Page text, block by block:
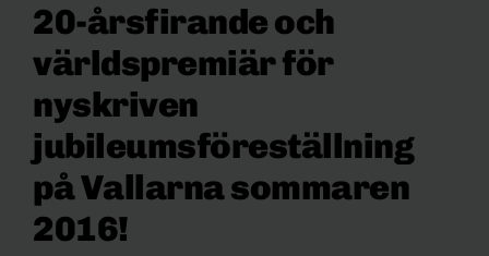
20-årsfirande och
världspremiär för
nyskriven
jubileumsföreställning
på Vallarna sommaren
2016!